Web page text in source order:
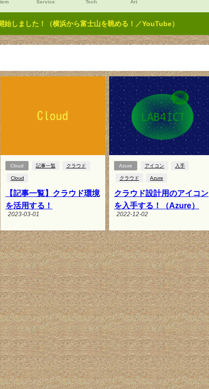
Service Tech Art
始しました！（横浜から富士山を眺める！／YouTube）
Cloud 記事一覧 クラウド
Cloud
【記事一覧】クラウド環境
を活用する！
2023-03-01
Azure アイコン 入手
クラウド Azure
クラウド設計用のアイコン
を入手する！（Azure）
2022-12-02